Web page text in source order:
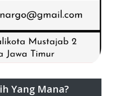
Yang Mana?